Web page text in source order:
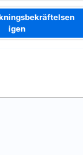
igen